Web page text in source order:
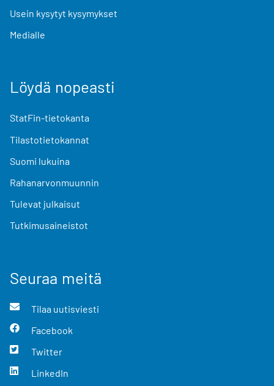
Usein kysytyt kysymykset
Medialle
Löydä nopeasti
StatFin-tietokanta
Tilastotietokannat
Suomi lukuina
Rahanarvonmuunnin
Tulevat julkaisut
Tutkimusaineistot
Seuraa meitä
Tilaa uutisviesti
Facebook
Twitter
LinkedIn